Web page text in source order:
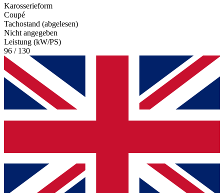
Karosserieform
Coupé
Tachostand (abgelesen)
Nicht angegeben
Leistung (kW/PS)
96 / 130